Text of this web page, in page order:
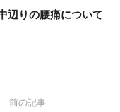
辺りの腰痛について
前の記事